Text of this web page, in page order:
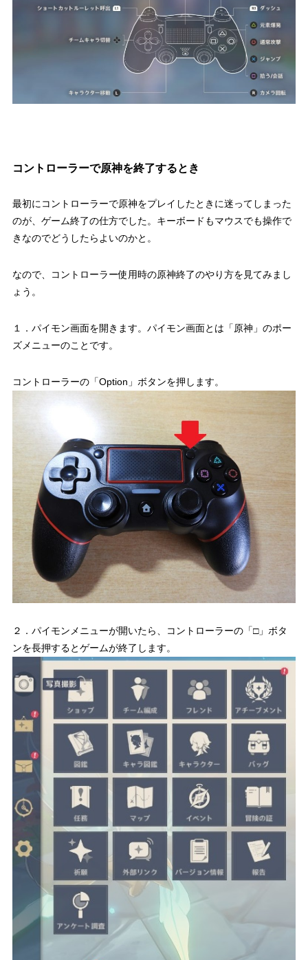
コントローラーで原神を終了するとき
最初にコントローラーで原神をプレイしたときに迷ってしまった
のが、ゲーム終了の仕方でした。キーボードもマウスでも操作で
きなのでどうしたらよいのかと。
なので、コントローラー使用時の原神終了のやり方を見てみまし
ょう。
１．パイモン画面を開きます。パイモン画面とは 「原神 」のポー
ズメニューのことです。
コントローラーの「Option」ボタンを押します。
２．パイモンメニューが開いたら、コントローラーの「□」ボタ
ンを長押するとゲームが終了します。